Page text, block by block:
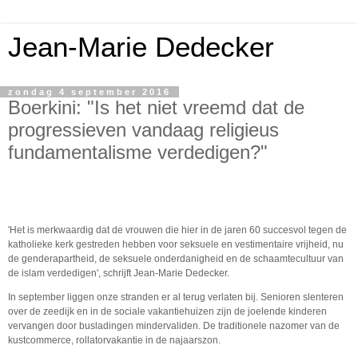
Jean-Marie Dedecker
zondag 4 september 2016
Boerkini: "Is het niet vreemd dat de
progressieven vandaag religieus
fundamentalisme verdedigen?"
'Het is merkwaardig dat de vrouwen die hier in de jaren 60 succesvol tegen de
katholieke kerk gestreden hebben voor seksuele en vestimentaire vrijheid, nu
de genderapartheid, de seksuele onderdanigheid en de schaamtecultuur van
de islam verdedigen', schrijft Jean-Marie Dedecker.
In september liggen onze stranden er al terug verlaten bij. Senioren slenteren
over de zeedijk en in de sociale vakantiehuizen zijn de joelende kinderen
vervangen door busladingen mindervaliden. De traditionele nazomer van de
kustcommerce, rollatorvakantie in de najaarszon.